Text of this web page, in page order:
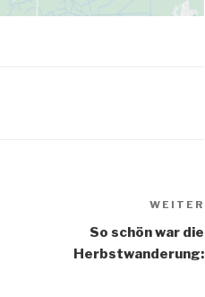
WEITER
So schön war die
Herbstwanderung: